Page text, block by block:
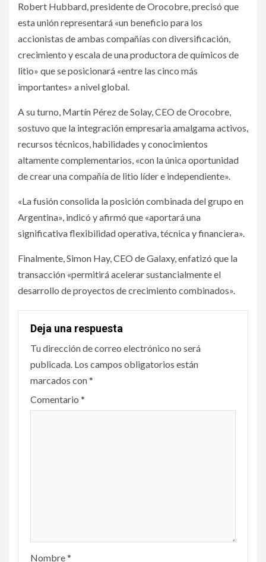
Robert Hubbard, presidente de Orocobre, precisó que
esta unión representará «un beneficio para los
accionistas de ambas compañías con diversificación,
crecimiento y escala de una productora de químicos de
litio» que se posicionará «entre las cinco más
importantes» a nivel global.
A su turno, Martín Pérez de Solay, CEO de Orocobre,
sostuvo que la integración empresaria amalgama activos,
recursos técnicos, habilidades y conocimientos
altamente complementarios, «con la única oportunidad
de crear una compañía de litio líder e independiente».
«La fusión consolida la posición combinada del grupo en
Argentina», indicó y afirmó que «aportará una
significativa flexibilidad operativa, técnica y financiera».
Finalmente, Simon Hay, CEO de Galaxy, enfatizó que la
transacción «permitirá acelerar sustancialmente el
desarrollo de proyectos de crecimiento combinados».
Deja una respuesta
Tu dirección de correo electrónico no será
publicada. Los campos obligatorios están
marcados con*
Comentario *
Nombre*